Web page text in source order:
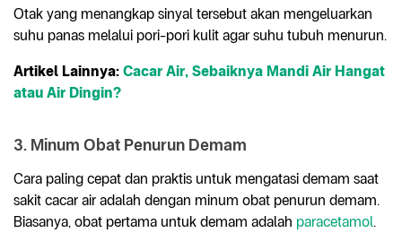
Otak yang menangkap sinyal tersebut akan mengeluarkan
suhu panas melalui pori-pori kulit agar suhu tubuh menurun.
Artikel Lainnya: Cacar Air, Sebaiknya Mandi Air Hangat
atau Air Dingin?
3. Minum Obat Penurun Demam
Cara paling cepat dan praktis untuk mengatasi demam saat
sakit cacar air adalah dengan minum obat penurun demam.
Biasanya, obat pertama untuk demam adalah paracetamol.